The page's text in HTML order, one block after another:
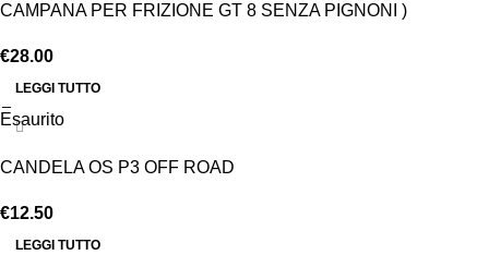
CAMPANA PER FRIZIONE GT 8 SENZA PIGNONI )
€28.00
LEGGI TUTTO
Esaurito
CANDELA OS P3 OFF ROAD
€12.50
LEGGI TUTTO